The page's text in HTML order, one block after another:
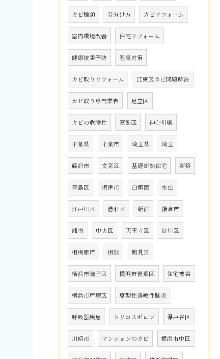
カビ種類 見分け方 カビリフォーム
室内環境改善 住宅リフォーム
健康被害予防 湿気対策
カビ取りリフォーム 江東区カビ問題解決
カビ取り専門業者 足立区
カビの危険性 葛飾区 神奈川県
千葉県 千葉市 埼玉県 埼玉
藤沢市 文京区 基礎断熱住宅 新築
豊島区 摂津市 白癬菌 水虫
江戸川区 港北区 新宿 鎌倉市
湘南 中央区 天王寺区 淀川区
相模原市 相談 鶴見区
横浜市磯子区 横浜市青葉区 住宅被害
横浜市戸塚区 夏型性過敏性肺炎
呼吸器疾患 トリコスポロン 保戸谷区
川崎市 マンションのカビ 横浜市中区